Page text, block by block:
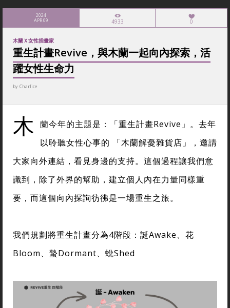
2024
APR 09 4933 0
木蘭Ｘ女性插畫家
重生計畫Revive，與木蘭一起向內探索，活
躍女性生命力
by Charlice
木 蘭今年的主題是：「重生計畫Revive」。去年
以聆聽女性心事的 「木蘭解憂雜貨店」，邀請
大家向外連結，看見身邊的支持。這個過程讓我們意
識到，除了外界的幫助，建立個人內在力量同樣重
要，而這個向內探詢彷彿是一場重生之旅。
我們規劃將重生計畫分為4階段：誕Awake、花
Bloom、蟄Dormant、蛻Shed